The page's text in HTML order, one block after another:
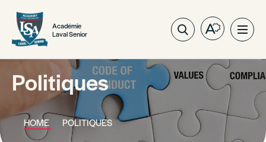
Académie
Laval Senior
Open
toolbar.
Politiques
HOME POLITIQUES